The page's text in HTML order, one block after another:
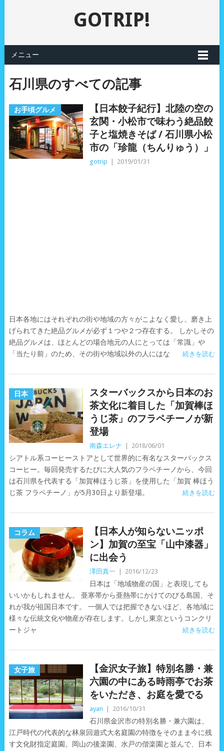
GOTRIP!
メニュー
石川県のすべての記事
お手頃グルメ
【日本餃子紀行】北陸の空の
玄関・小松市で味わう絶品餃
子と塩焼きそば / 石川県小松
市の「珍龍（ちんりゅう）」
gotrip 2019/01/31
日本各地にはそれぞれの街や地域の方々がこよなく愛し、磨き上
げられてきた絶品グルメが必ず１つや２つ存在する。 しかしその
絶品グルメは、ほとんどの場合地元の人にとっては「常識」や
「当たり前」のため、その街や地域以外の人にはな
続きを読む
日本
スターバックスから日本のお
茶文化に着目した「加賀棒ほ
うじ茶」のフラペチーノが新
登場
南森エレナ 2018/06/01
シアトル系コーヒーストアとして世界的に有名なスターバックス
コーヒー。毎回発売するたびに大人気のフラペチーノから、今回
は石川県を代表する「加賀棒ほうじ茶」を使用した「加賀 棒ほう
じ茶 フラペチーノ」が5月30日より新登場。
続きを読む
コラム
【日本人が知らないニッポ
ン】加賀の至宝「山中漆器」
に出会う
澤田真一 2016/12/23
日本は「地域物産の国」と表現しても
いいかもしれません。 亜寒帯から亜熱帯にかけてのびる島国、そ
れが我が祖国日本です。 一個人では把握できないほど、各地域に
様々な伝統文化や物産が存在します。しかし東京というコンクリ
ートジャ
続きを読む
女子旅
【金沢女子旅】特別名勝・兼
六園の中にある時雨亭でお茶
をいただき、お庭を愛でる
ayan 2016/10/31
石川県金沢市の特別名勝・兼六園は、
江戸時代の代表的な林泉回遊式大名庭園の特徴をそのまま今に残
す文化財指定庭園。岡山の後楽園、水戸の偕楽園と並んで、日本